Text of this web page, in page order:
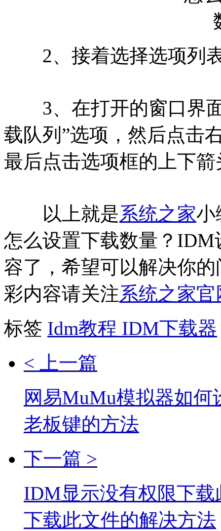
2、接着选择选项列表
3、在打开的窗口界面
载队列”选项，然后点击
最后点击选项框的上下
以上就是系统之家小
怎么设置下载数量？
容了，希望可以解决你
彩内容请关注系统之家官
标签 Idm教程 IDM下载器
< 上一篇
网易MuMu模拟器如
老板键的方法
下一篇 >
IDM显示没有权限下
下载此文件的解决方法